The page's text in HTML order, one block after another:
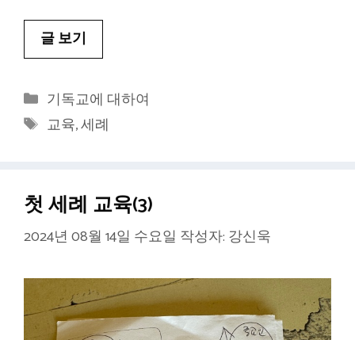
글 보기
카
테
기독교에 대하여
태
교육,세례
첫 세례 교육(3)
2024년 08월 14일 수요일 작성자: 강신욱